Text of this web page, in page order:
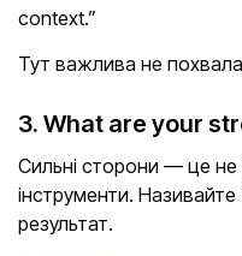
context.”
Тут важлива не
3. What are your
Сильні сторони — це не
інструменти.
результат.